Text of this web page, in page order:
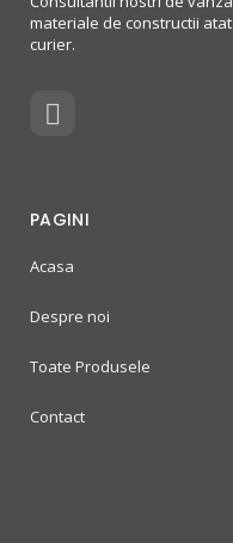
materiale de constructii
curier.
PAGINI
Acasa
Despre noi
Toate Produsele
Contact